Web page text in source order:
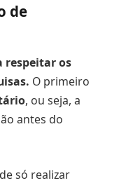
de
respeitar os
O primeiro
, ou seja, a
antes do
só realizar